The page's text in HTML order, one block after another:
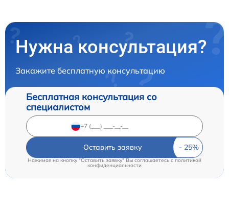
Нужна консультация?
Закажите бесплатную консультацию
Бесплатная консультация со
специалистом
Оставить заявку
Нажимая на кнопку "Оставить заявку" Вы соглашаетесь cполитикой
конфиденциальности